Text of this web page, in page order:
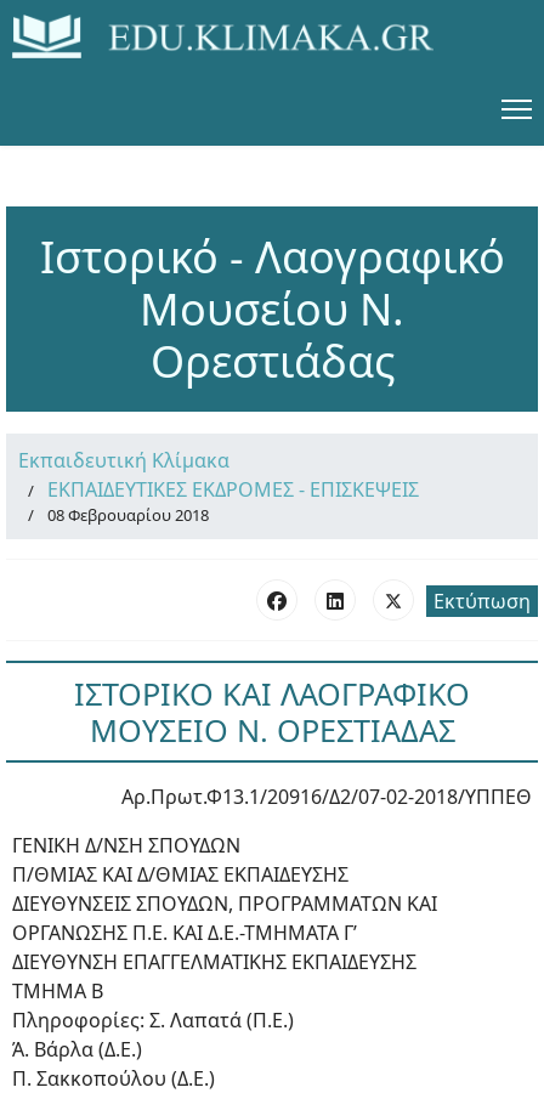
Ιστορικό - Λαογραφικό
Μουσείου Ν.
Ορεστιάδας
Εκπαιδευτική Κλίμακα
ΕΚΠΑΙΔΕΥΤΙΚΕΣ ΕΚΔΡΟΜΕΣ - ΕΠΙΣΚΕΨΕΙΣ
08 Φεβρουαρίου 2018
Εκτύπωση
ΙΣΤΟΡΙΚΟ ΚΑΙ ΛΑΟΓΡΑΦΙΚΟ
ΜΟΥΣΕΙΟ Ν. ΟΡΕΣΤΙΑΔΑΣ
Αρ.Πρωτ.Φ13.1/20916/Δ2/07-02-2018/ΥΠΠΕΘ
ΓΕΝΙΚΗ Δ/ΝΣΗ ΣΠΟΥΔΩΝ
Π/ΘΜΙΑΣ ΚΑΙ Δ/ΘΜΙΑΣ ΕΚΠΑΙΔΕΥΣΗΣ
ΔΙΕΥΘΥΝΣEIΣ ΣΠΟΥΔΩΝ, ΠΡΟΓΡΑΜΜΑΤΩΝ ΚΑΙ
ΟΡΓΑΝΩΣΗΣ Π.Ε. ΚΑΙ Δ.Ε.-ΤΜΗΜΑΤΑ Γ’
ΔΙΕΥΘΥΝΣΗ ΕΠΑΓΓΕΛΜΑΤΙΚΗΣ ΕΚΠΑΙΔΕΥΣΗΣ
ΤΜΗΜΑ Β
Πληροφορίες: Σ. Λαπατά (Π.Ε.)
Ά. Βάρλα (Δ.Ε.)
Π. Σακκοπούλου (Δ.Ε.)